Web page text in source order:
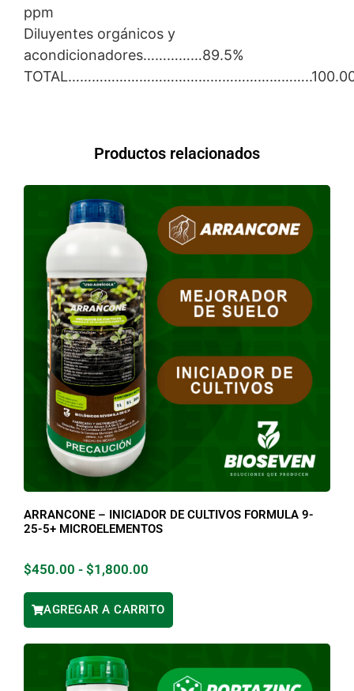
ppm
Diluyentes orgánicos y
acondicionadores……………89.5%
Productos relacionados
ARRANCONE – INICIADOR DE CULTIVOS FORMULA 9-
25-5+ MICROELEMENTOS
$450.00 - $1,800.00
AGREGAR A CARRITO